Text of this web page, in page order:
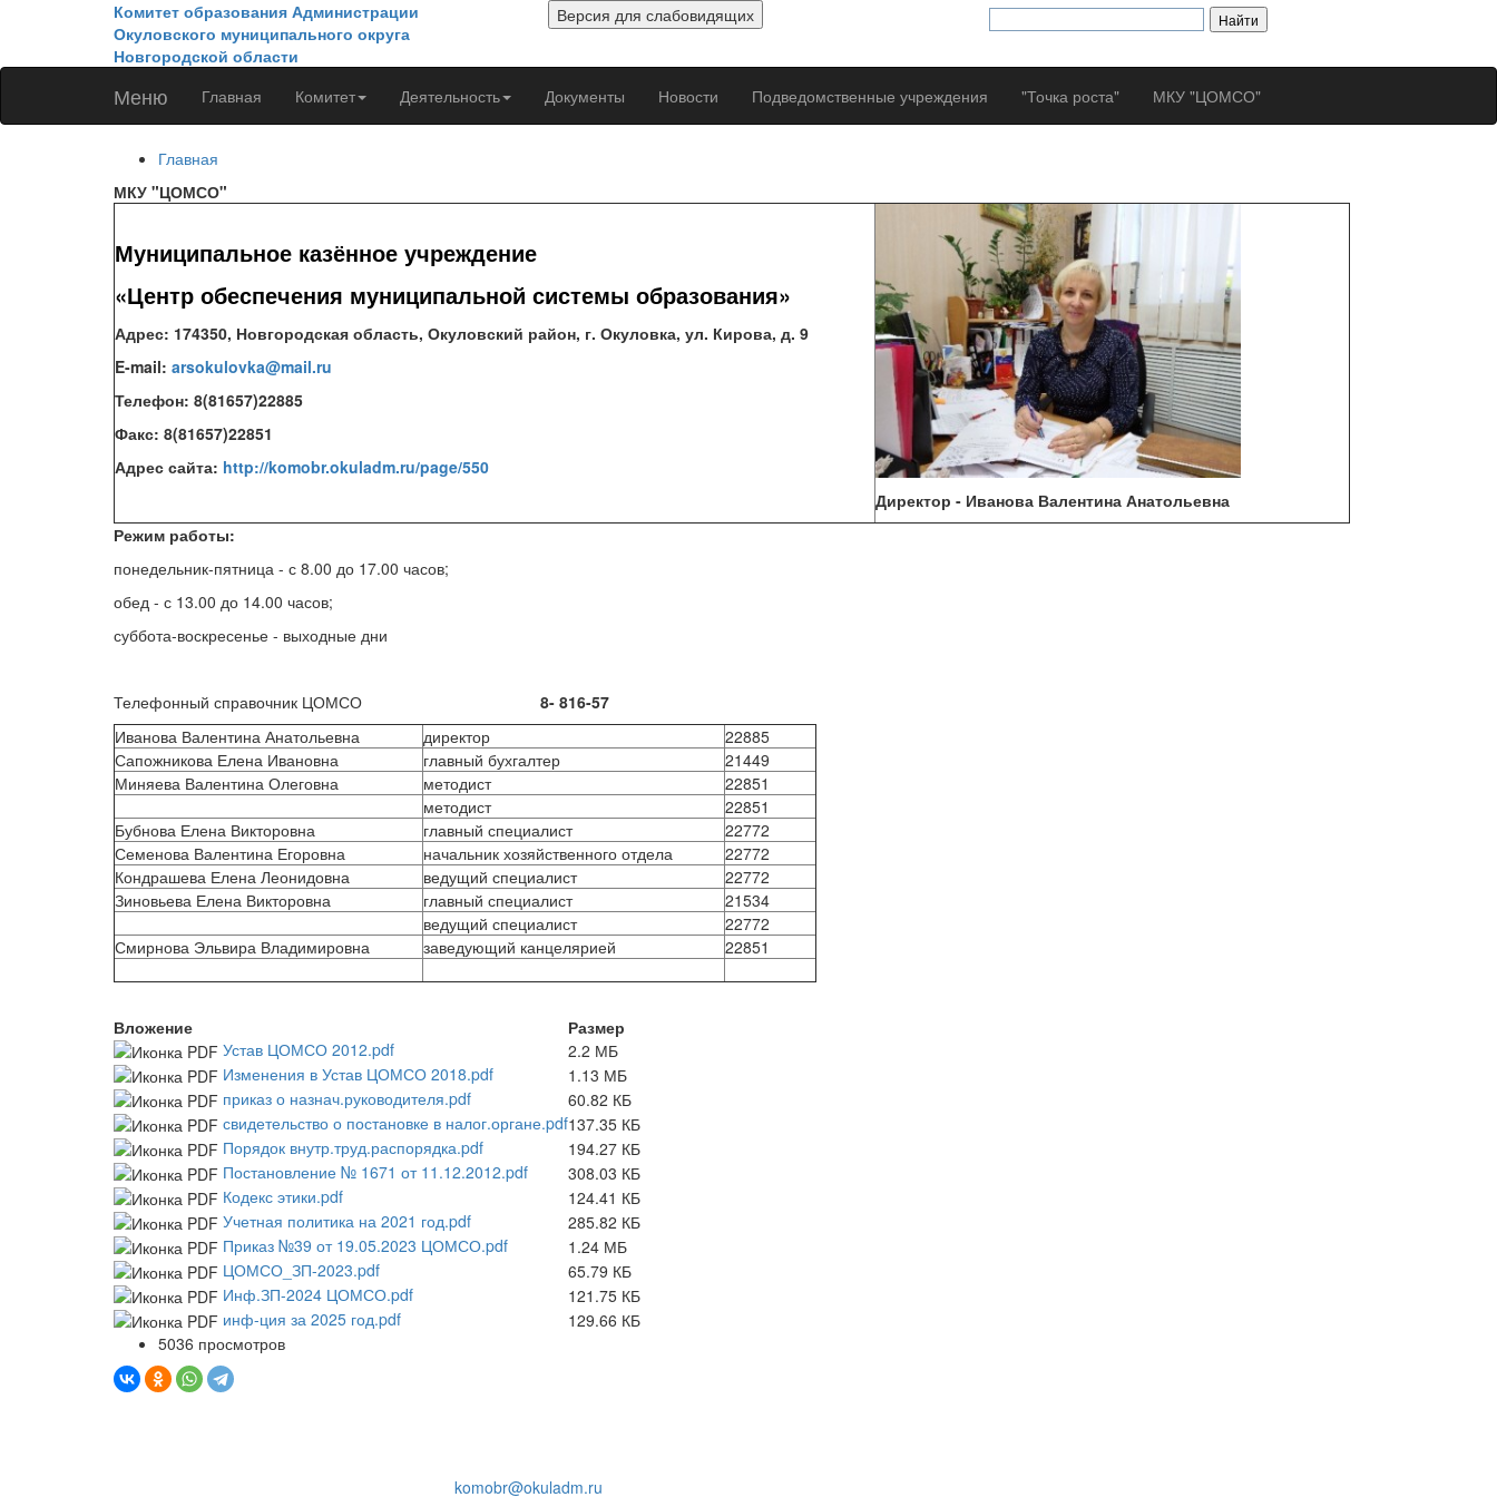
Перейти к основному содержанию
Комитет образования Администрации
Окуловского муниципального округа
Новгородской области
Меню Главная Комитет Деятельность Документы Новости Подведомственные учреждения "Точка роста" МКУ "ЦОМСО"
Главная
МКУ "ЦОМСО"
Муниципальное казённое учреждение
«Центр обеспечения муниципальной системы образования»
Адрес: 174350, Новгородская область, Окуловский район, г. Окуловка, ул. Кирова, д. 9
E-mail: arsokulovka@mail.ru
Телефон: 8(81657)22885
Факс: 8(81657)22851
Адрес сайта: http://komobr.okuladm.ru/page/550
Директор - Иванова Валентина Анатольевна
Режим работы:
понедельник-пятница - с 8.00 до 17.00 часов;
обед - с 13.00 до 14.00 часов;
суббота-воскресенье - выходные дни
Телефонный справочник ЦОМСО 8- 816-57
Иванова Валентина Анатольевна
директор
22885
Сапожникова Елена Ивановна
главный бухгалтер
21449
Миняева Валентина Олеговна
методист
22851
методист
22851
Бубнова Елена Викторовна
главный специалист
22772
Семенова Валентина Егоровна
начальник хозяйственного отдела
22772
Кондрашева Елена Леонидовна
ведущий специалист
22772
Зиновьева Елена Викторовна
главный специалист
21534
ведущий специалист
22772
Смирнова Эльвира Владимировна
заведующий канцелярией 22851
Вложение
Размер
Устав ЦОМСО 2012.pdf
2.2 МБ
Изменения в Устав ЦОМСО 2018.pdf
1.13 МБ
приказ о назнач.руководителя.pdf
60.82 КБ
свидетельство о постановке в налог.органе.pdf137.35 КБ
Порядок внутр.труд.распорядка.pdf
194.27 КБ
Постановление № 1671 от 11.12.2012.pdf
308.03 КБ
Кодекс этики.pdf
124.41 КБ
Учетная политика на 2021 год.pdf
285.82 КБ
Приказ №39 от 19.05.2023 ЦОМСО.pdf
1.24 МБ
ЦОМСО_ЗП-2023.pdf
65.79 КБ
Инф.ЗП-2024 ЦОМСО.pdf
121.75 КБ
инф-ция за 2025 год.pdf
129.66 КБ
5036 просмотров
komobr@okuladm.ru